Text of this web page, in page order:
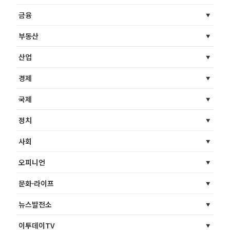
금융
부동산
산업
경제
국제
정치
사회
오피니언
문화·라이프
뉴스발전소
이투데이TV